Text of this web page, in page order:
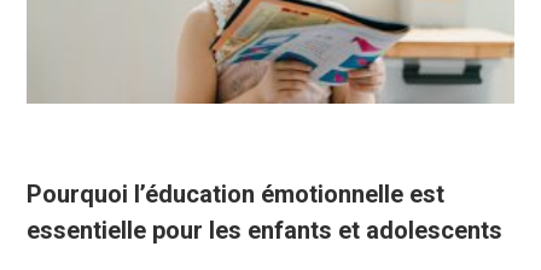
Pourquoi l’éducation émotionnelle est
essentielle pour les enfants et adolescents